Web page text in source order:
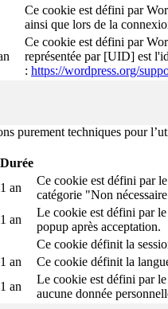
Ce cookie est défini par
ainsi que lors de la
Ce cookie est défini par
représentée par [UID] est
: https://wordpress.org/
purement techniques pour
Durée
1 an
Ce cookie est défini par
catégorie "Non
1 an
Le cookie est défini par
popup après acceptation.
Ce cookie définit la
1 an
Ce cookie définit la
1 an
Le cookie est défini par
aucune donnée